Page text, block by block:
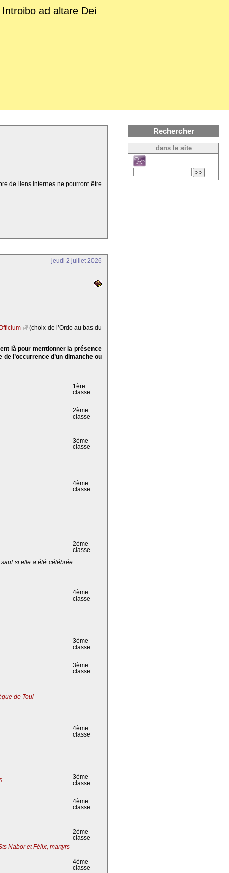
Introibo ad altare Dei
de liens internes ne pourront être
jeudi 2 juillet 2026
(choix de l’Ordo au bas du
là pour mentionner la présence
l’occurrence d’un dimanche ou
1ère
classe
2ème
classe
3ème
classe
4ème
classe
2ème
classe
sauf si elle a été célébrée
4ème
classe
3ème
classe
3ème
classe
de Toul
4ème
classe
3ème
classe
4ème
classe
2ème
classe
Nabor et Félix, martyrs
4ème
classe
Rechercher
dans le site